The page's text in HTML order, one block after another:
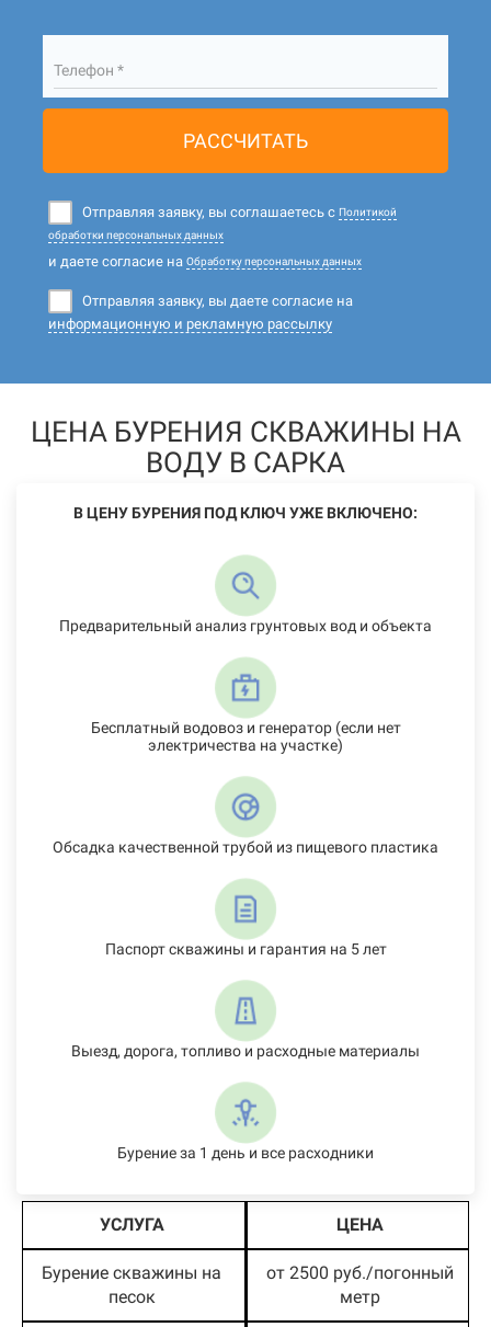
Телефон *
РАССЧИТАТЬ
Отправляя заявку, вы соглашаетесь с Политикой
обработки персональных данных
и даете согласие на Обработку персональных данных
Отправляя заявку, вы даете согласие на
информационную и рекламную рассылку
ЦЕНА БУРЕНИЯ СКВАЖИНЫ НА
ВОДУ В САРКА
В ЦЕНУ БУРЕНИЯ ПОД КЛЮЧ УЖЕ ВКЛЮЧЕНО:
Предварительный анализ грунтовых вод и объекта
Бесплатный водовоз и генератор (если нет
электричества на участке)
Обсадка качественной трубой из пищевого пластика
Паспорт скважины и гарантия на 5 лет
Выезд, дорога, топливо и расходные материалы
Бурение за 1 день и все расходники
УСЛУГА ЦЕНА
Бурение скважины на
песок
от 2500 руб./погонный
метр